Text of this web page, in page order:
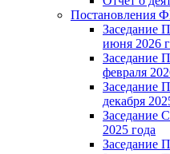
Постановления
Заседание
июня 2026
Заседание
февраля
Заседание
декабря
Заседание
2025 года
Заседание